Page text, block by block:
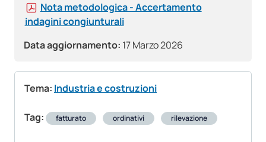
Nota metodologica - Accertamento
indagini congiunturali
Data aggiornamento: 17 Marzo 2026
Tema: Industria e costruzioni
Tag: fatturato ordinativi rilevazione